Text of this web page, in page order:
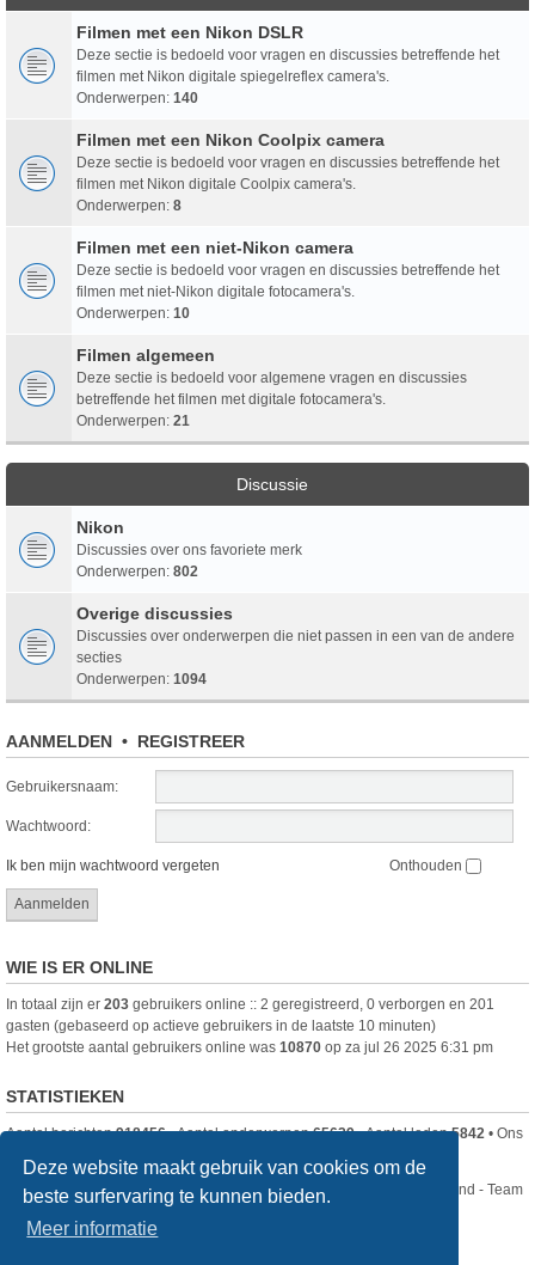
Deze website maakt gebruik van cookies om de
beste surfervaring te kunnen bieden.
Meer informatie
Filmen met een Nikon DSLR
Deze sectie is bedoeld voor vragen en discussies betreffende het
filmen met Nikon digitale spiegelreflex camera's.
Onderwerpen: 140
Filmen met een Nikon Coolpix camera
Deze sectie is bedoeld voor vragen en discussies betreffende het
filmen met Nikon digitale Coolpix camera's.
Onderwerpen: 8
Filmen met een niet-Nikon camera
Deze sectie is bedoeld voor vragen en discussies betreffende het
filmen met niet-Nikon digitale fotocamera's.
Onderwerpen: 10
Filmen algemeen
Deze sectie is bedoeld voor algemene vragen en discussies
betreffende het filmen met digitale fotocamera's.
Onderwerpen: 21
Discussie
Nikon
Discussies over ons favoriete merk
Onderwerpen: 802
Overige discussies
Discussies over onderwerpen die niet passen in een van de andere
secties
Onderwerpen: 1094
AANMELDEN • REGISTREER
Gebruikersnaam:
Wachtwoord:
Ik ben mijn wachtwoord vergeten Onthouden
WIE IS ER ONLINE
In totaal zijn er 203 gebruikers online :: 2 geregistreerd, 0 verborgen en 201
gasten (gebaseerd op actieve gebruikers in de laatste 10 minuten)
Het grootste aantal gebruikers online was 10870 op za jul 26 2025 6:31 pm
STATISTIEKEN
Aantal berichten918456• Aantal onderwerpen65629• Aantal leden5842 • Ons
Nikon Club Nederland - Team
Forum